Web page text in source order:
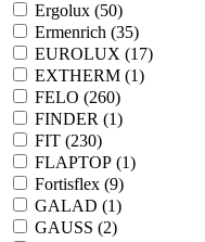
Ergolux (50)
Ermenrich (35)
EUROLUX (17)
EXTHERM (1)
FELO (260)
FINDER (1)
FIT (230)
FLAPTOP (1)
Fortisflex (9)
GALAD (1)
GAUSS (2)